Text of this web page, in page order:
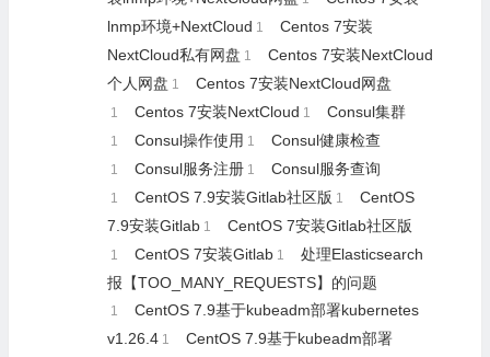
lnmp环境+NextCloud 1
Centos 7安装
NextCloud私有网盘 1
Centos 7安装NextCloud
个人网盘 1 Centos 7安装NextCloud网盘
1 Centos 7安装NextCloud 1 Consul集群
1 Consul操作使用 1 Consul健康检查
1 Consul服务注册 1 Consul服务查询
1 CentOS 7.9安装Gitlab社区版 1
CentOS
7.9安装Gitlab 1 CentOS 7安装Gitlab社区版
1 CentOS 7安装Gitlab 1
处理Elasticsearch
报【TOO_MANY_REQUESTS】的问题
1
CentOS 7.9基于kubeadm部署kubernetes
v1.26.4 1
CentOS 7.9基于kubeadm部署